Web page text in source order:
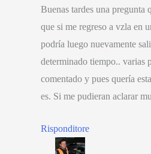
Buenas tardes una pregunta
que si me regreso a vzla en
podría luego nuevamente
determinado tiempo.. varias
comentado y pues quería
es. Si me pudieran aclarar
Risponditore